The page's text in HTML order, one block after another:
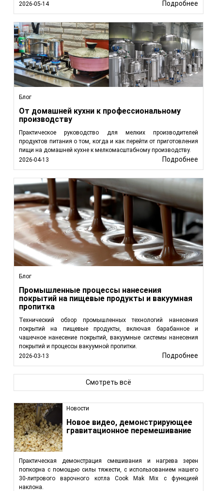
Новости
Новое видео, демонстрирующее
гравитационное перемешивание
Практическая демонстрация смешивания и нагрева зерен
попкорна с помощью силы тяжести, с использованием нашего
30-литрового варочного котла Cook Mak Mix с функцией
наклона.
2026-05-14
Подробнее
Блог
От домашней кухни к профессиональному
производству
Практическое руководство для мелких производителей
продуктов питания о том, когда и как перейти от приготовления
пищи на домашней кухне к мелкомасштабному производству.
2026-04-13
Подробнее
Блог
Промышленные процессы нанесения
покрытий на пищевые продукты и вакуумная
пропитка
Технический обзор промышленных технологий нанесения
покрытий на пищевые продукты, включая барабанное и
чашечное нанесение покрытий, вакуумные системы нанесения
покрытий и процессы вакуумной пропитки.
2026-03-13
Подробнее
Смотреть всё